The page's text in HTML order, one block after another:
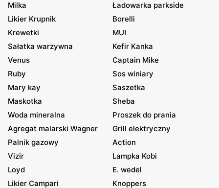
Milka
Ładowarka parkside
Likier Krupnik
Borelli
Krewetki
MU!
Sałatka warzywna
Kefir Kanka
Venus
Captain Mike
Ruby
Sos winiary
Mary kay
Saszetka
Maskotka
Sheba
Woda mineralna
Proszek do prania
Agregat malarski Wagner
Grill elektryczny
Palnik gazowy
Action
Vizir
Lampka Kobi
Loyd
E. wedel
Likier Campari
Knoppers